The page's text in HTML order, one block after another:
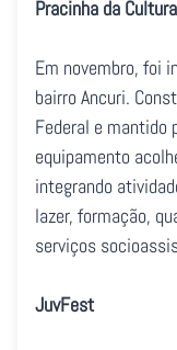
Pracinha da
Em novembro, foi
bairro Ancuri.
Federal e mantido
equipamento
integrando
lazer, formação,
serviços
JuvFest